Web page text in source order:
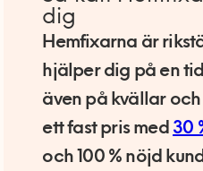
dig
Hemfixarna är
hjälper dig på en
även på kvällar
ett fast pris med 30
och 100 % nöjd